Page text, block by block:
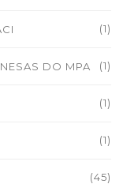
(1)
DO MPA (1)
(1)
(1)
(45)